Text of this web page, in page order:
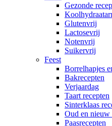
Gezonde
Glutenvrij
Lactosevrij
Notenvrij
Suikervrij
Feest
Borrelhapjes
Bakrecepten
Verjaardag
Taart recepten
Sinterklaas
Oud en nieuw
Paasrecepten